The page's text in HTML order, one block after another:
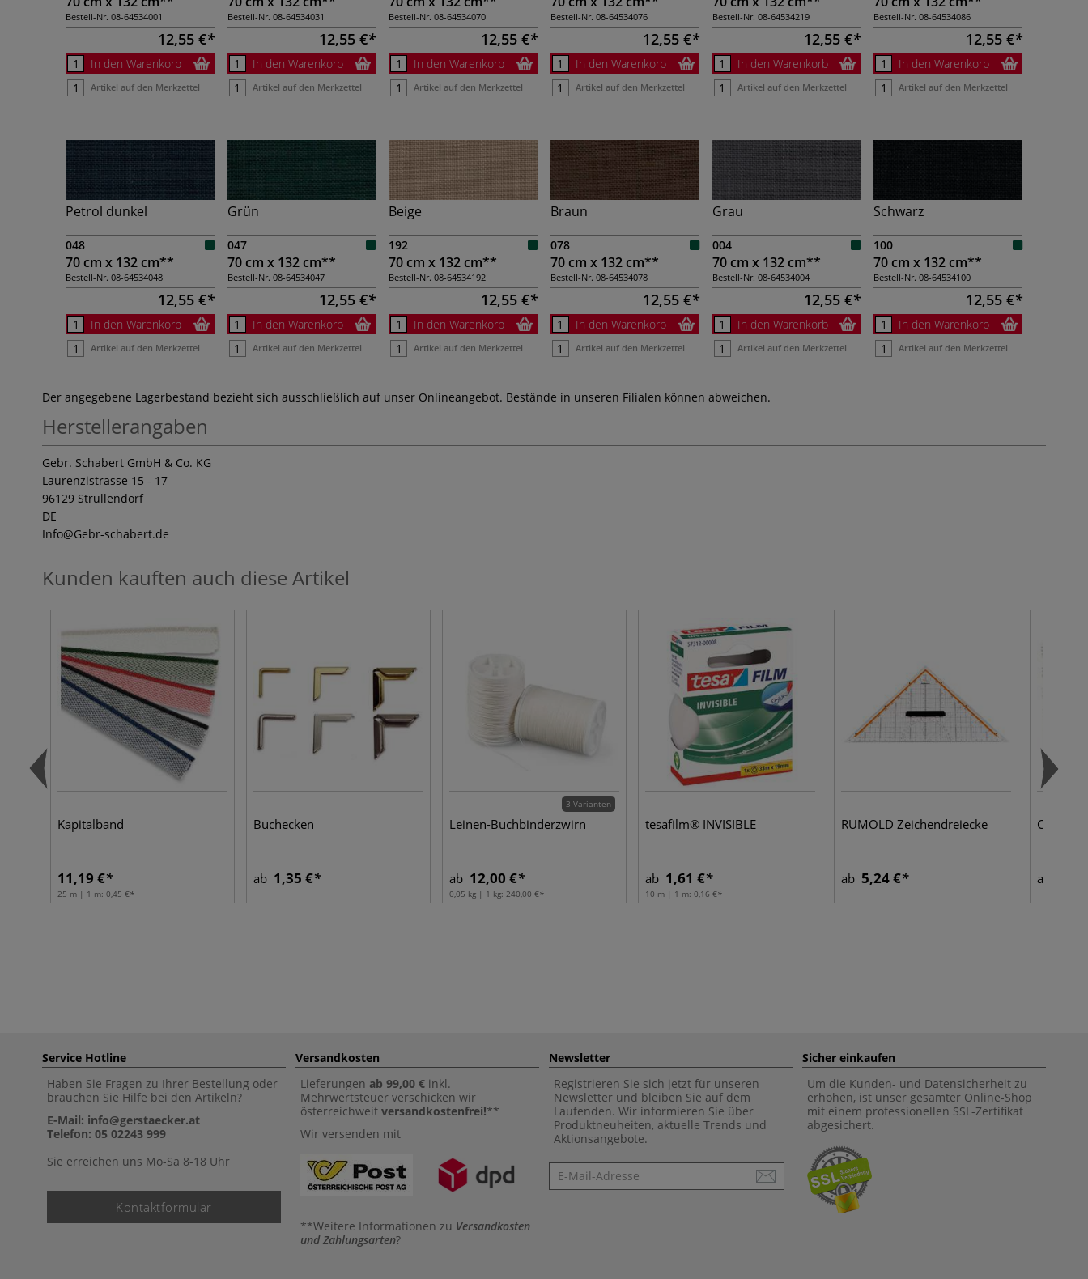
Bestell-Nr. 08-64534001
12,55 €
In den Warenkorb
Artikel auf den Merkzettel
Bestell-Nr. 08-64534031
12,55 €
In den Warenkorb
Artikel auf den Merkzettel
Bestell-Nr. 08-64534070
12,55 €
In den Warenkorb
Artikel auf den Merkzettel
Bestell-Nr. 08-64534076
12,55 €
In den Warenkorb
Artikel auf den Merkzettel
Bestell-Nr. 08-64534219
12,55 €
In den Warenkorb
Artikel auf den Merkzettel
Bestell-Nr. 08-64534086
12,55 €
In den Warenkorb
Artikel auf den Merkzettel
Petrol dunkel
048
70 cm x 132 cm**
Bestell-Nr. 08-64534048
12,55 €
In den Warenkorb
Artikel auf den Merkzettel
Grün
047
70 cm x 132 cm**
Bestell-Nr. 08-64534047
12,55 €
In den Warenkorb
Artikel auf den Merkzettel
Beige
192
70 cm x 132 cm**
Bestell-Nr. 08-64534192
12,55 €
In den Warenkorb
Artikel auf den Merkzettel
Braun
078
70 cm x 132 cm**
Bestell-Nr. 08-64534078
12,55 €
In den Warenkorb
Artikel auf den Merkzettel
Grau
004
70 cm x 132 cm**
Bestell-Nr. 08-64534004
12,55 €
In den Warenkorb
Artikel auf den Merkzettel
Schwarz
100
70 cm x 132 cm**
Bestell-Nr. 08-64534100
12,55 €
In den Warenkorb
Artikel auf den Merkzettel
Der angegebene Lagerbestand bezieht sich ausschließlich auf unser Onlineangebot. Bestände in unseren Filialen können abweichen.
Herstellerangaben
Gebr. Schabert GmbH & Co. KG
Laurenzistrasse 15 - 17
96129 Strullendorf
DE
Info@Gebr-schabert.de
Kunden kauften auch diese Artikel
Kapitalband
11,19 €
25 m | 1 m: 0,45 €
Buchecken
ab 1,35 €
3 Varianten
Leinen-Buchbinderzwirn
ab 12,00 €
0,05 kg | 1 kg: 240,00 €
tesafilm® INVISIBLE
ab 1,61 €
10 m | 1 m: 0,16 €
RUMOLD Zeichendreiecke
ab 5,24 € ab
Service Hotline
Haben Sie Fragen zu Ihrer Bestellung oder
brauchen Sie Hilfe bei den Artikeln?
E-Mail: info@gerstaecker.at
Telefon: 05 02243 999
Sie erreichen uns Mo-Sa 8-18 Uhr
Kontaktformular
Versandkosten
Lieferungen ab 99,00 € inkl.
Mehrwertsteuer verschicken wir
österreichweit versandkostenfrei!**
Wir versenden mit
**Weitere Informationen zu Versandkosten
und Zahlungsarten?
Newsletter
Registrieren Sie sich jetzt für unseren
Newsletter und bleiben Sie auf dem
Laufenden. Wir informieren Sie über
Produktneuheiten, aktuelle Trends und
Aktionsangebote.
Newsletter
Sicher einkaufen
Um die Kunden- und Datensicherheit zu
erhöhen, ist unser gesamter Online-Shop
mit einem professionellen SSL-Zertifikat
abgesichert.